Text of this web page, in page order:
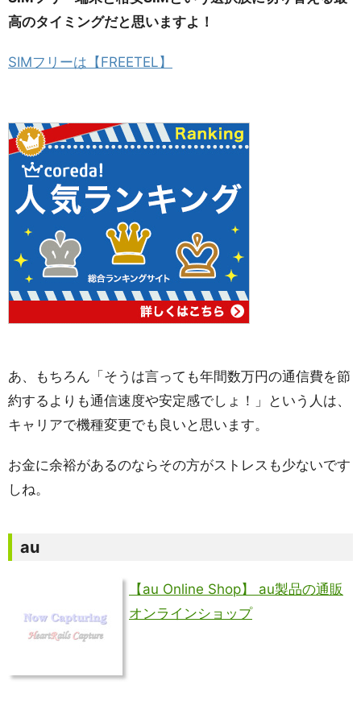
高のタイミングだと思いますよ！
SIMフリーは【FREETEL】
あ、もちろん「そうは言っても年間数万円の通信費を節
約するよりも通信速度や安定感でしょ！」という人は、
キャリアで機種変更でも良いと思います。
お金に余裕があるのならその方がストレスも少ないです
しね。
au
【au Online Shop】 au製品の通販
オンラインショップ